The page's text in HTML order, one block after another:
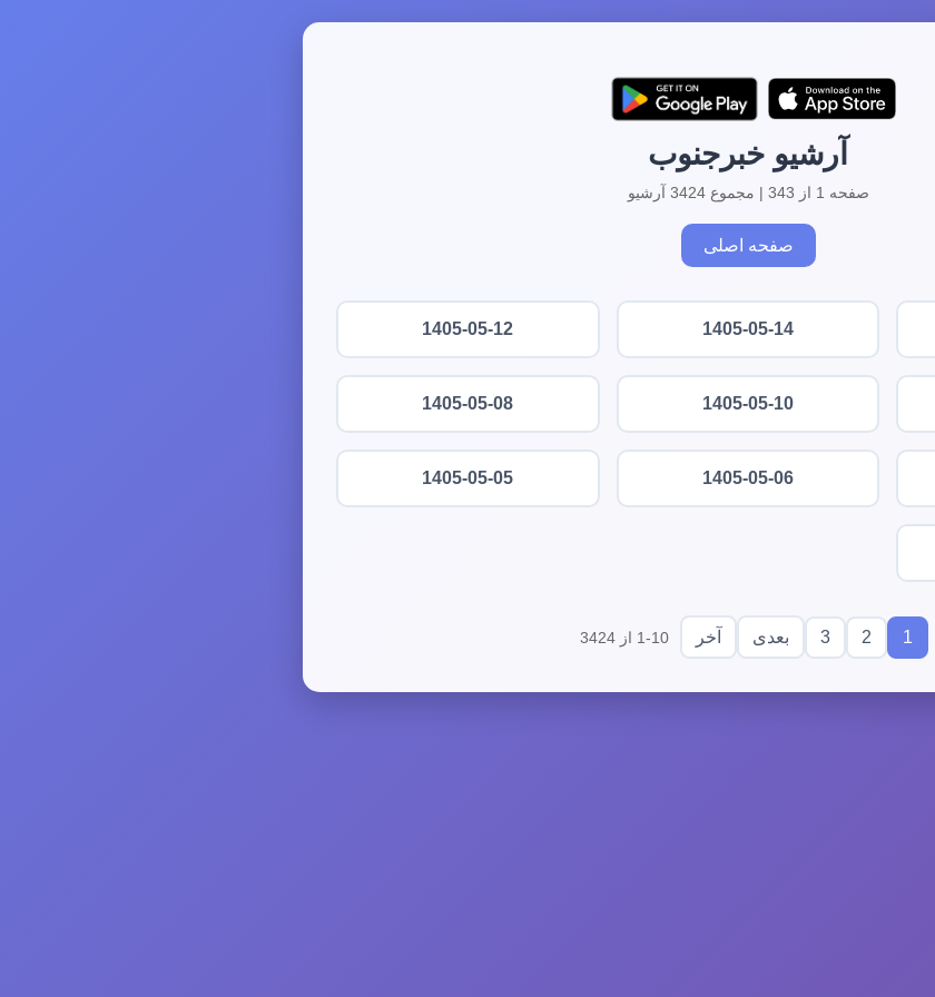
آرشیو خبرجنوب
صفحه 1 از 343 | مجموع 3424 آرشیو
صفحه اصلی
1405-05-14
1405-05-12
1405-05-10
1405-05-08
1405-05-06
1405-05-05
1
2
3 بعدی آخر 1-10 از 3424